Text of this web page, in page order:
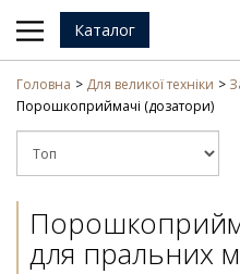
Каталог
Головна Для великої техніки
Порошкоприймачі (дозатори)
для пральних